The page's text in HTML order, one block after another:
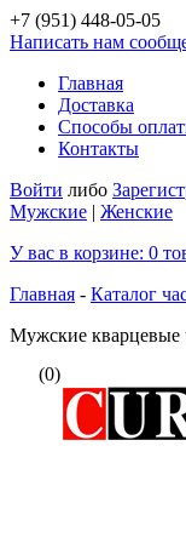
+7 (951) 448-05-05
Написать нам
Главная
Доставка
Способы
Контакты
Войти либо
Мужские | Женские
У вас в корзине: 0
Главная - Каталог
Мужские кварцевые
(0)